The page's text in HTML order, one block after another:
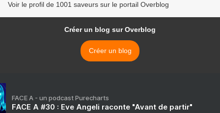
Voir le profil de 1001 saveurs sur le portail Overblog
Créer un blog sur Overblog
Créer un blog
FACE A - un podcast Purecharts
FACE A #30 : Eve Angeli raconte "Avant de partir"